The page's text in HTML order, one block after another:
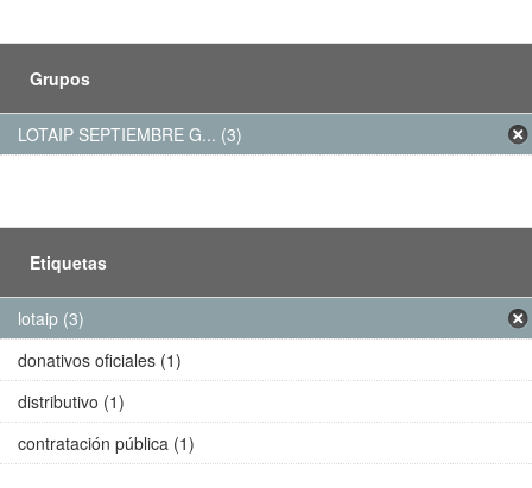
Grupos
LOTAIP SEPTIEMBRE G... (3)
Etiquetas
lotaip (3)
donativos oficiales (1)
distributivo (1)
contratación pública (1)